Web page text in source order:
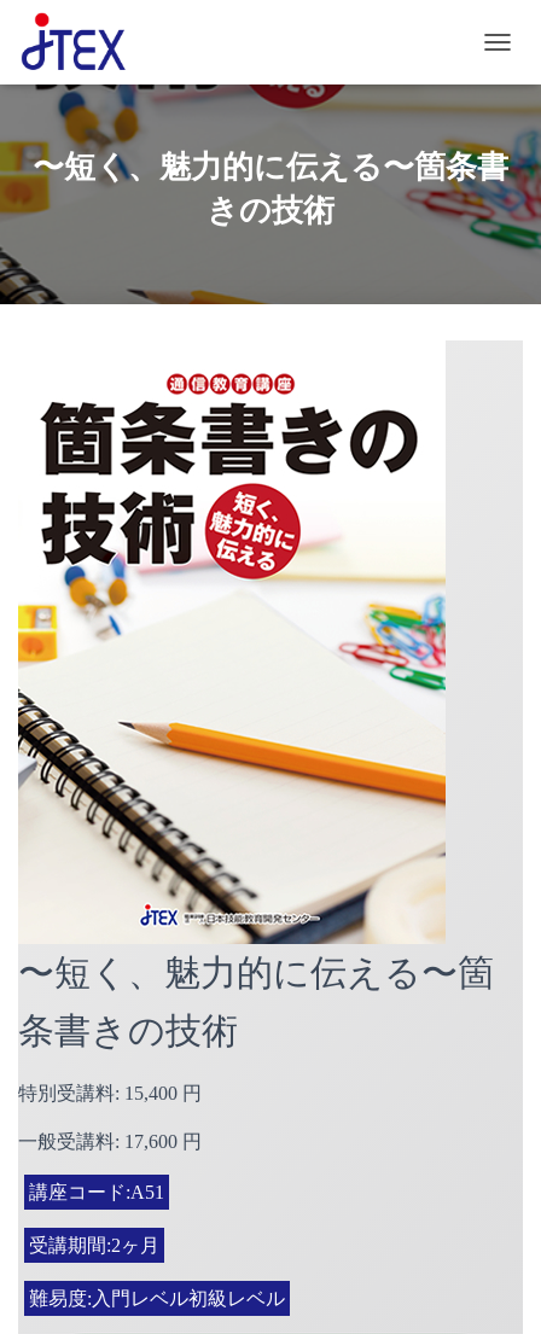
〜短く、魅力的に伝える〜箇条書
きの技術
〜短く、魅力的に伝える〜箇
条書きの技術
特別受講料: 15,400 円
一般受講料: 17,600 円
講座コード:A51
受講期間:2ヶ月
難易度:入門レベル初級レベル